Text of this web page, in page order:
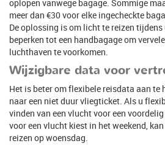
oplopen vanwege bagage. Sommige
meer dan €30 voor elke ingecheckte
De oplossing is om licht te reizen
beperken tot een handbagage om
luchthaven te voorkomen.
Wijzigbare data voor
Het is beter om flexibele reisdata aan te
naar een niet duur vliegticket. Als u
vinden van een vlucht voor een
voor een vlucht kiest in het weekend,
reizen op woensdag.